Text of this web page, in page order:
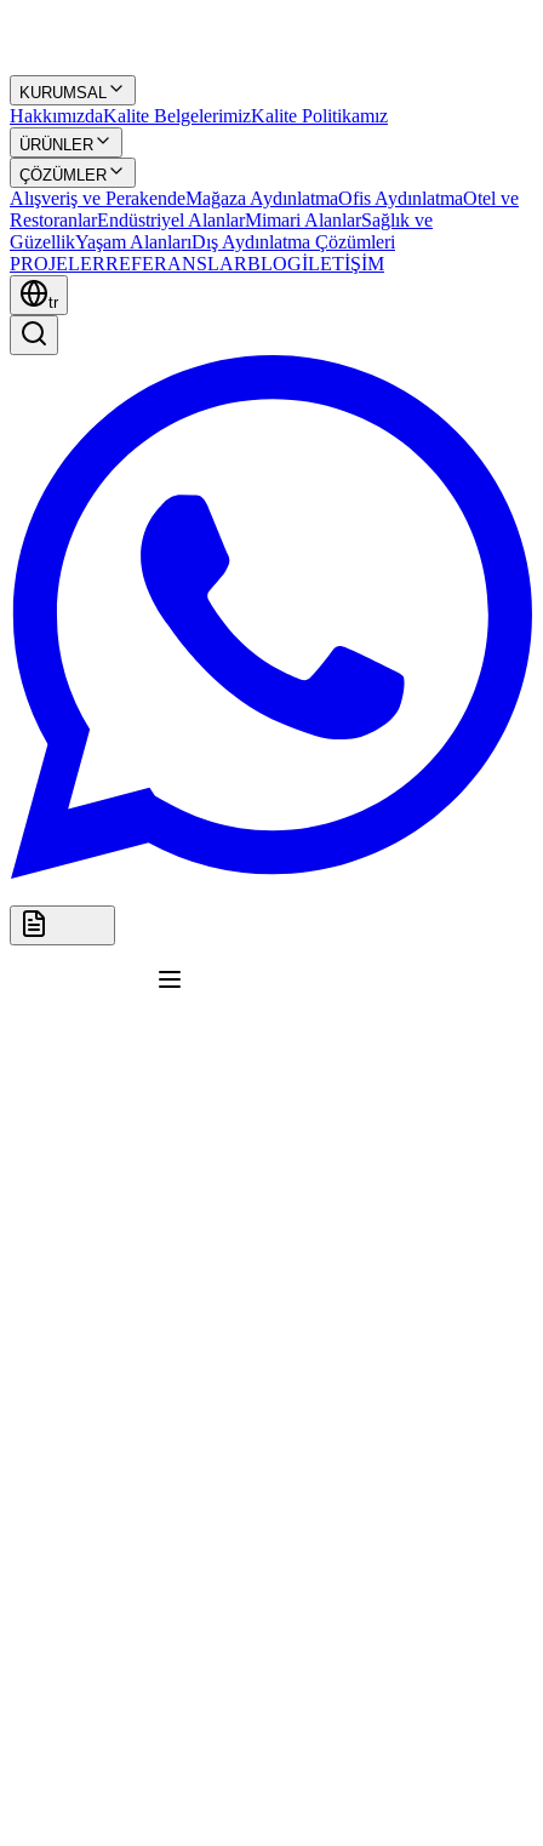
KURUMSAL
HakkımızdaKalite BelgelerimizKalite Politikamız
ÜRÜNLER
ÇÖZÜMLER
Alışveriş ve PerakendeMağaza AydınlatmaOfis AydınlatmaOtel ve
RestoranlarEndüstriyel AlanlarMimari AlanlarSağlık ve
GüzellikYaşam AlanlarıDış Aydınlatma Çözümleri
PROJELERREFERANSLARBLOGİLETİŞİM
tr